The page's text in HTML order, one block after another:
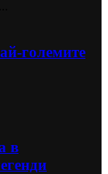
големите
в